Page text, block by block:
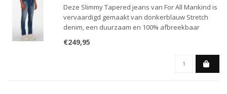
Deze Slimmy Tapered jeans van For All Mankind is
vervaardigd gemaakt van donkerblauw Stretch
denim, een duurzaam en 100% afbreekbaar
en vormbehoud. De jeans van 7 For All Mankind
€249,95